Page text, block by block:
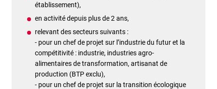
établissement),
en activité depuis plus de 2 ans,
relevant des secteurs suivants :
- pour un chef de projet sur l’industrie du futur et la
compétitivité : industrie, industries agro-
alimentaires de transformation, artisanat de
production (BTP exclu),
- pour un chef de projet sur la transition écologique